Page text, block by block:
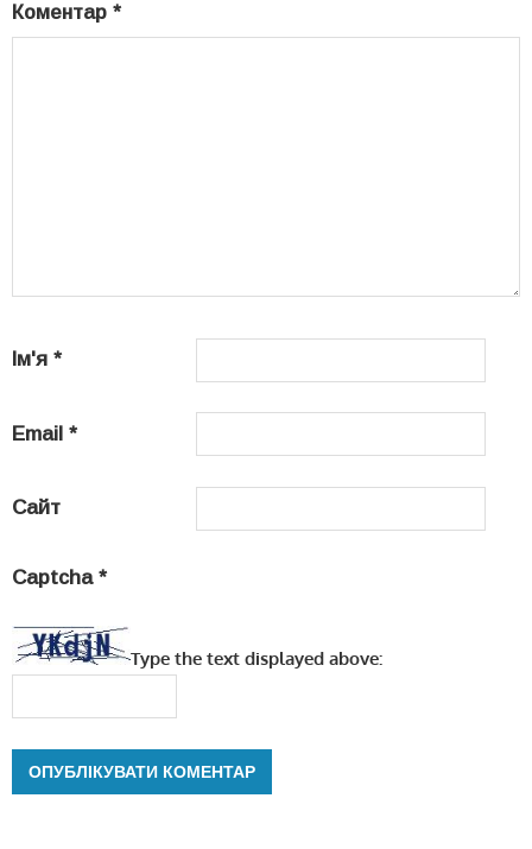
Коментар *
Ім'я *
Email *
Сайт
Captcha *
Type the text displayed above: